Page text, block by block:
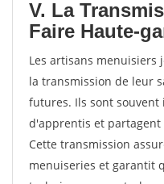
V. La
Faire Haute-
Les artisans
la transmission de leur
futures. Ils sont
d'apprentis et
Cette transmission
menuiseries et garantit